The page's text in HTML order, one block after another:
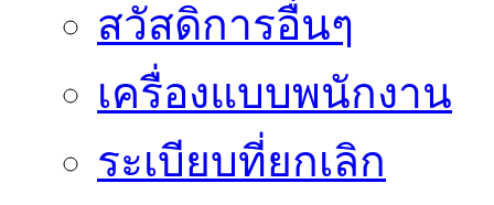
สวัสดิการอื่นๆ
เครื่องแบบพนักงาน
ระเบียบที่ยกเลิก